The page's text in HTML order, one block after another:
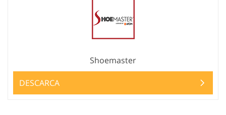
Shoemaster
DESCARCA